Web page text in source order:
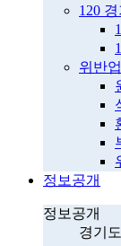
120
위반
정보공개
정보공개
경기